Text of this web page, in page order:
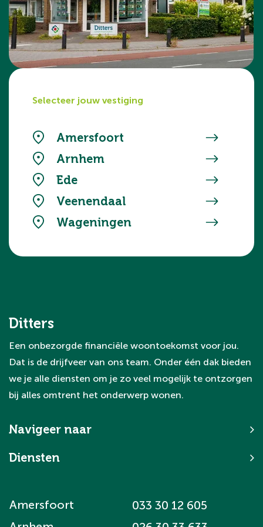
Selecteer jouw vestiging
Amersfoort
Arnhem
Ede
Veenendaal
Wageningen
Ditters
Een onbezorgde financiële woontoekomst voor jou.
Dat is de drijfveer van ons team. Onder één dak bieden
we je alle diensten om je zo veel mogelijk te ontzorgen
bij alles omtrent het onderwerp wonen.
Navigeer naar
Diensten
Amersfoort
033 30 12 605